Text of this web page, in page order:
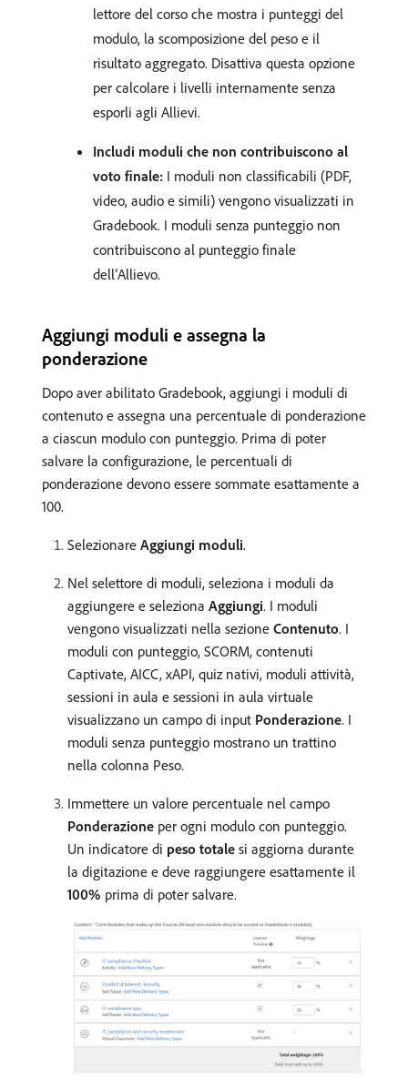
lettore del corso che mostra i punteggi del
modulo, la scomposizione del peso e il
risultato aggregato. Disattiva questa opzione
per calcolare i livelli internamente senza
esporli agli Allievi.
Includi moduli che non contribuiscono al
voto finale: I moduli non classificabili (PDF,
video, audio e simili) vengono visualizzati in
Gradebook. I moduli senza punteggio non
contribuiscono al punteggio finale
dell’Allievo.
Aggiungi moduli e assegna la
ponderazione
Dopo aver abilitato Gradebook, aggiungi i moduli di
contenuto e assegna una percentuale di ponderazione
a ciascun modulo con punteggio. Prima di poter
salvare la configurazione, le percentuali di
ponderazione devono essere sommate esattamente a
100.
Selezionare Aggiungi moduli.
Nel selettore di moduli, seleziona i moduli da
aggiungere e seleziona Aggiungi. I moduli
vengono visualizzati nella sezione Contenuto. I
moduli con punteggio, SCORM, contenuti
Captivate, AICC, xAPI, quiz nativi, moduli attività,
sessioni in aula e sessioni in aula virtuale
visualizzano un campo di input Ponderazione. I
moduli senza punteggio mostrano un trattino
nella colonna Peso.
Immettere un valore percentuale nel campo
Ponderazione per ogni modulo con punteggio.
Un indicatore di peso totale si aggiorna durante
la digitazione e deve raggiungere esattamente il
100% prima di poter salvare.